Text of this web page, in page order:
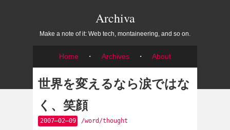
Archiva
Make a note of it: Web tech, montaineering, and so on.
Home ・ Archives ・ About
世界を変えるなら涙ではな
く、笑顔
2007–02–09 /word/thought